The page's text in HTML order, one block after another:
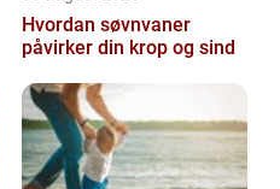
Hvordan søvnvaner
påvirker din krop og sind